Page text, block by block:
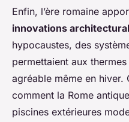
Enfin, l’ère romaine
innovations
hypocaustes, des
permettaient aux
agréable même en hiver.
comment la Rome
piscines extérieures